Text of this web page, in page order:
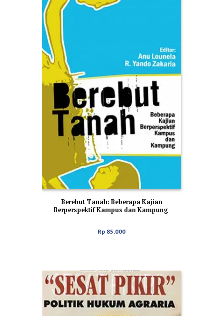
Berebut Tanah: Beberapa Kajian
Berperspektif Kampus dan Kampung
Rp 85.000